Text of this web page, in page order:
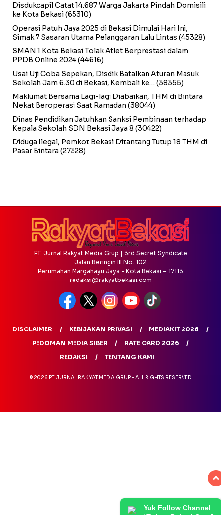
Disdukcapil Catat 14.687 Warga Jakarta Pindah Domisili
ke Kota Bekasi(65310)
Operasi Patuh Jaya 2025 di Bekasi Dimulai Hari Ini,
Simak 7 Sasaran Utama Pelanggaran Lalu Lintas (45328)
SMAN 1 Kota Bekasi Tolak Atlet Berprestasi dalam
PPDB Online 2024(44616)
Usai Uji Coba Sepekan, Disdik Batalkan Aturan Masuk
Sekolah Jam 6.30 di Bekasi, Kembali ke… (38355)
Maklumat Bersama Lagi-lagi Diabaikan, THM di Bintara
Nekat Beroperasi Saat Ramadan (38044)
Dinas Pendidikan Jatuhkan Sanksi Pembinaan terhadap
Kepala Sekolah SDN Bekasi Jaya 8 (30422)
Diduga Ilegal, Pemkot Bekasi Ditantang Tutup 18 THM di
Pasar Bintara (27328)
Yuk Follow Channel
PT. Jurnal Rakyat Media Grup | 3rd Secret Syndicate
Jalan Beringin III No. 102
Perumahan Margahayu Jaya - Kota Bekasi – 17113
redaksi@rakyatbekasi.com
DISCLAIMER KEBIJAKAN PRIVASI
MEDIAKIT 2026
PEDOMAN MEDIA SIBER
RATE CARD 2026
REDAKSI
TENTANG KAMI
© 2026 PT. JURNAL RAKYAT MEDIA GRUP - ALL RIGHTS RESERVED